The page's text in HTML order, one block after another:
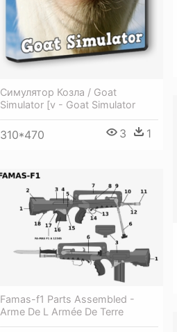
Симулятор Козла / Goat
Simulator [v - Goat Simulator
310*470 3 1
Famas-f1 Parts Assembled -
Arme De L Armée De Terre